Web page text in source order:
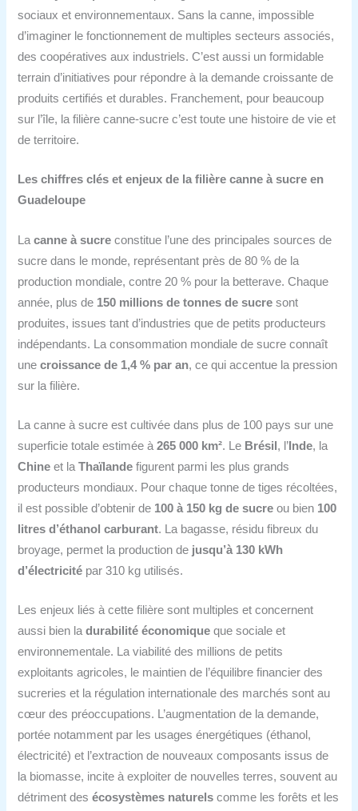
sociaux et environnementaux. Sans la canne, impossible
d’imaginer le fonctionnement de multiples secteurs associés,
des coopératives aux industriels. C’est aussi un formidable
terrain d’initiatives pour répondre à la demande croissante de
produits certifiés et durables. Franchement, pour beaucoup
sur l’île, la filière canne-sucre c’est toute une histoire de vie et
de territoire.
Les chiffres clés et enjeux de la filière canne à sucre en
Guadeloupe
Lacanne à sucre constitue l’une des principales sources de
sucre dans le monde, représentant près de 80 % de la
production mondiale, contre 20 % pour la betterave. Chaque
année, plus de 150 millions de tonnes de sucre sont
produites, issues tant d’industries que de petits producteurs
indépendants. La consommation mondiale de sucre connaît
unecroissance de 1,4 % par an, ce qui accentue la pression
sur la filière.
La canne à sucre est cultivée dans plus de 100 pays sur une
superficie totale estimée à265 000 km². Le Brésil , l’ Inde, la
Chine et laThaïlande figurent parmi les plus grands
producteurs mondiaux. Pour chaque tonne de tiges récoltées,
il est possible d’obtenir de 100 à 150 kg de sucre ou bien 100
litres d’éthanol carburant. La bagasse, résidu fibreux du
broyage, permet la production de jusqu’à 130 kWh
d’électricité par 310 kg utilisés.
Les enjeux liés à cette filière sont multiples et concernent
aussi bien ladurabilité économique que sociale et
environnementale. La viabilité des millions de petits
exploitants agricoles, le maintien de l’équilibre financier des
sucreries et la régulation internationale des marchés sont au
cœur des préoccupations. L’augmentation de la demande,
portée notamment par les usages énergétiques (éthanol,
électricité) et l’extraction de nouveaux composants issus de
la biomasse, incite à exploiter de nouvelles terres, souvent au
détriment desécosystèmes naturels comme les forêts et les